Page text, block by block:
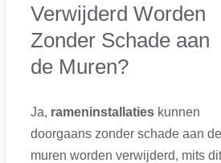
Verwijderd Worden
Zonder Schade aan
de Muren?
Ja, rameninstallaties kunnen
doorgaans zonder schade aan de
muren worden verwijderd, mits dit